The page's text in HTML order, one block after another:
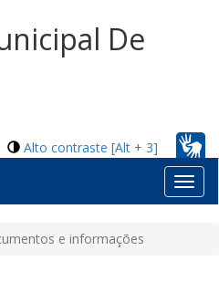
De
Alto contraste [Alt + 3]
e informações